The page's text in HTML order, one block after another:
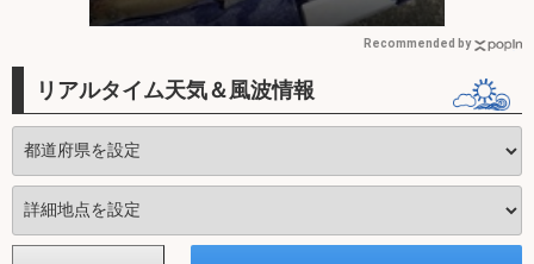
Recommended by
リアルタイム天気＆風波情報